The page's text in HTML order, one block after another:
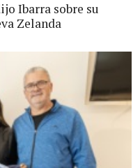
Ibarra sobre su
Zelanda